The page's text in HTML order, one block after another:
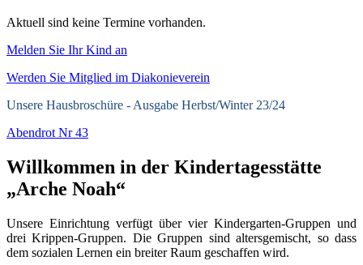
Aktuell sind keine Termine vorhanden.
Melden Sie Ihr Kind an
Werden Sie Mitglied im Diakonieverein
Unsere Hausbroschüre - Ausgabe Herbst/Winter 23/24
Abendrot Nr 43
Willkommen in der Kindertagesstätte
„Arche Noah“
Unsere Einrichtung verfügt über vier Kindergarten-Gruppen und
drei Krippen-Gruppen. Die Gruppen sind altersgemischt, so dass
dem sozialen Lernen ein breiter Raum geschaffen wird.